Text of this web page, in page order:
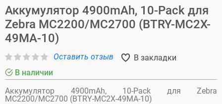
Аккумулятор 4900mAh, 10-Pack для
Zebra MC2200/MC2700 (BTRY-MC2X-
49MA-10)
Оставить отзыв
В закладки
В наличии
Аккумулятор 4900mAh, 10-Pack для Zebra
MC2200/MC2700 (BTRY-MC2X-49MA-10)